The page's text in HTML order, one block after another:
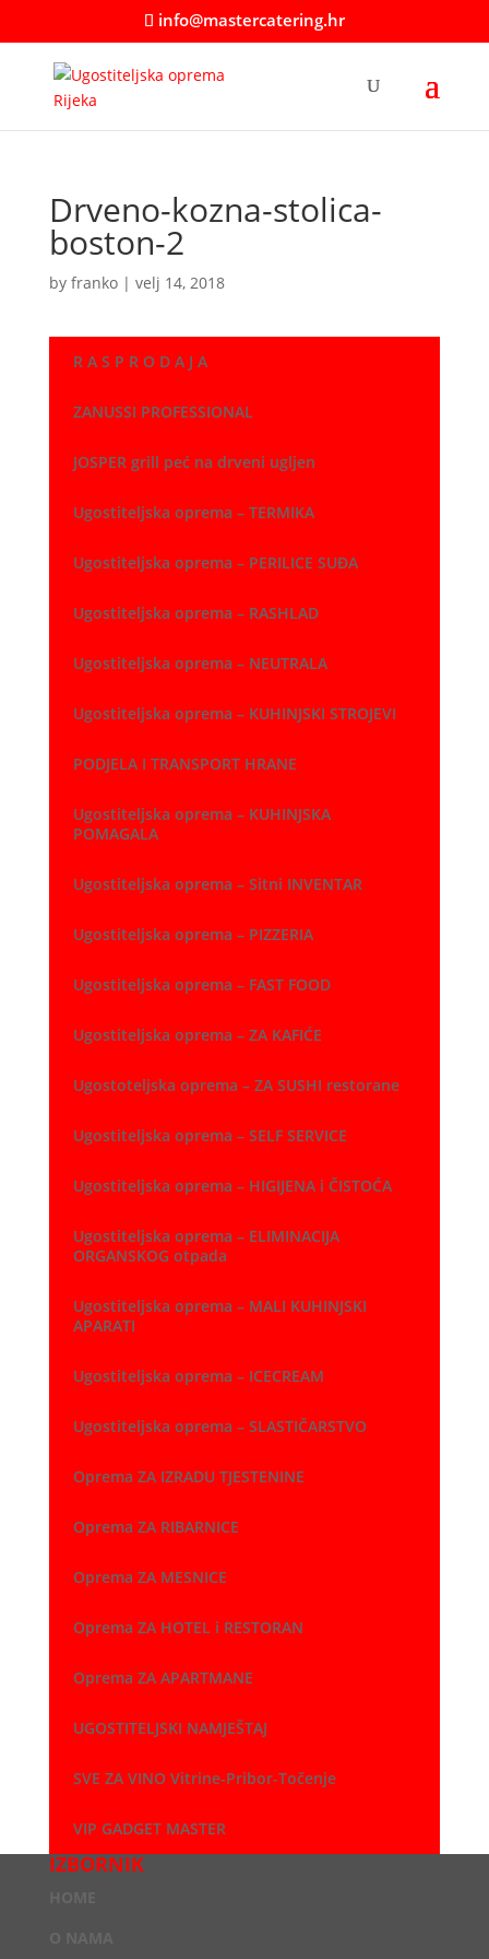
info@mastercatering.hr
Drveno-kozna-stolica-
boston-2
by franko| velj 14, 2018
R A S P R O D A J A
ZANUSSI PROFESSIONAL
JOSPER grill peć na drveni ugljen
Ugostiteljska oprema – TERMIKA
Ugostiteljska oprema – PERILICE SUĐA
Ugostiteljska oprema – RASHLAD
Ugostiteljska oprema – NEUTRALA
Ugostiteljska oprema – KUHINJSKI STROJEVI
PODJELA I TRANSPORT HRANE
Ugostiteljska oprema – KUHINJSKA
POMAGALA
Ugostiteljska oprema – Sitni INVENTAR
Ugostiteljska oprema – PIZZERIA
Ugostiteljska oprema – FAST FOOD
Ugostiteljska oprema – ZA KAFIĆE
Ugostoteljska oprema – ZA SUSHI restorane
Ugostiteljska oprema – SELF SERVICE
Ugostiteljska oprema – HIGIJENA i ČISTOĆA
Ugostiteljska oprema – ELIMINACIJA
ORGANSKOG otpada
Ugostiteljska oprema – MALI KUHINJSKI
APARATI
Ugostiteljska oprema – ICECREAM
Ugostiteljska oprema – SLASTIČARSTVO
Oprema ZA IZRADU TJESTENINE
Oprema ZA RIBARNICE
Oprema ZA MESNICE
Oprema ZA HOTEL i RESTORAN
Oprema ZA APARTMANE
UGOSTITELJSKI NAMJEŠTAJ
SVE ZA VINO Vitrine-Pribor-Točenje
VIP GADGET MASTER
IZBORNIK